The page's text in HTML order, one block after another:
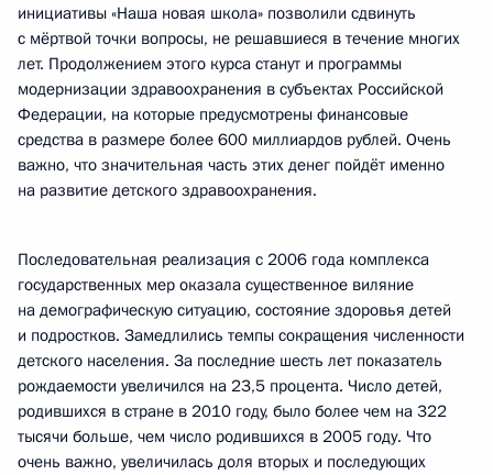
инициативы «Наша новая школа» позволили сдвинуть
с мёртвой точки вопросы, не решавшиеся в течение многих
лет. Продолжением этого курса станут и программы
модернизации здравоохранения в субъектах Российской
Федерации, на которые предусмотрены финансовые
средства в размере более 600 миллиардов рублей. Очень
важно, что значительная часть этих денег пойдёт именно
на развитие детского здравоохранения.
Последовательная реализация с 2006 года комплекса
государственных мер оказала существенное виляние
на демографическую ситуацию, состояние здоровья детей
и подростков. Замедлились темпы сокращения численности
детского населения. За последние шесть лет показатель
рождаемости увеличился на 23,5 процента. Число детей,
родившихся в стране в 2010 году, было более чем на 322
тысячи больше, чем число родившихся в 2005 году. Что
очень важно, увеличилась доля вторых и последующих